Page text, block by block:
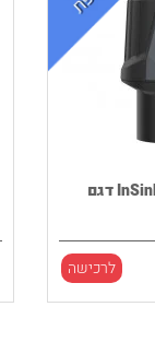
טוחן אשפה InSinkErator דגם
לרכישה